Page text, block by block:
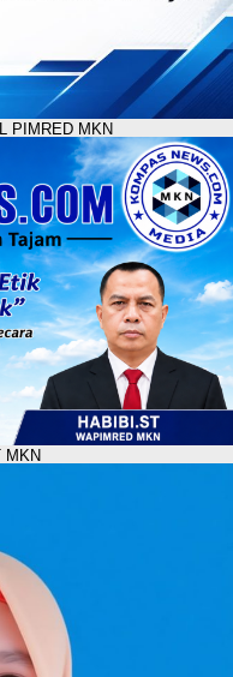
PIMRED MKN
MKN